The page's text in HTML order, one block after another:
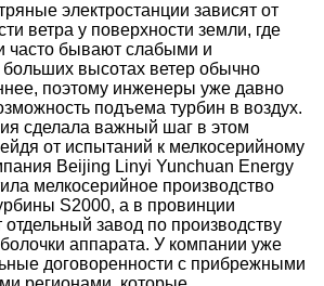
электростанции зависят от
ветра у поверхности земли, где
часто бывают слабыми и
высотах ветер обычно
поэтому инженеры уже давно
подъема турбин в воздух.
сделала важный шаг в этом
от испытаний к мелкосерийному
Beijing Linyi Yunchuan Energy
мелкосерийное производство
S2000, а в провинции
завод по производству
аппарата. У компании уже
договоренности с прибрежными